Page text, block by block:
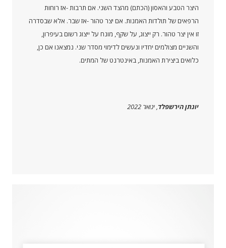
היצר הטבע והאסון (הכתם) מהצד השני. אם תרבות -אז רוחות
הרפאים של תולדות האמנות. אם יצר טהור -אז שבר. אלא שבסדרה
זו אין יצר טהור. רק ייצוג, על שקף, מונח על ייצוג רשום בעיפרון,
והשניים מצולמים יחדיו ונעשים לדימוי מסדר שני. נמצאנו אם כן,
כלואים ביצירת האמנות, באינטרנט של המתים.
יונתן הירשפלד, ינואר 2022